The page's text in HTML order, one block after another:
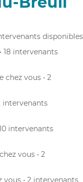
disponibles
18 intervenants
chez vous • 2
intervenants
intervenants
vous • 2
vous • 2 intervenants